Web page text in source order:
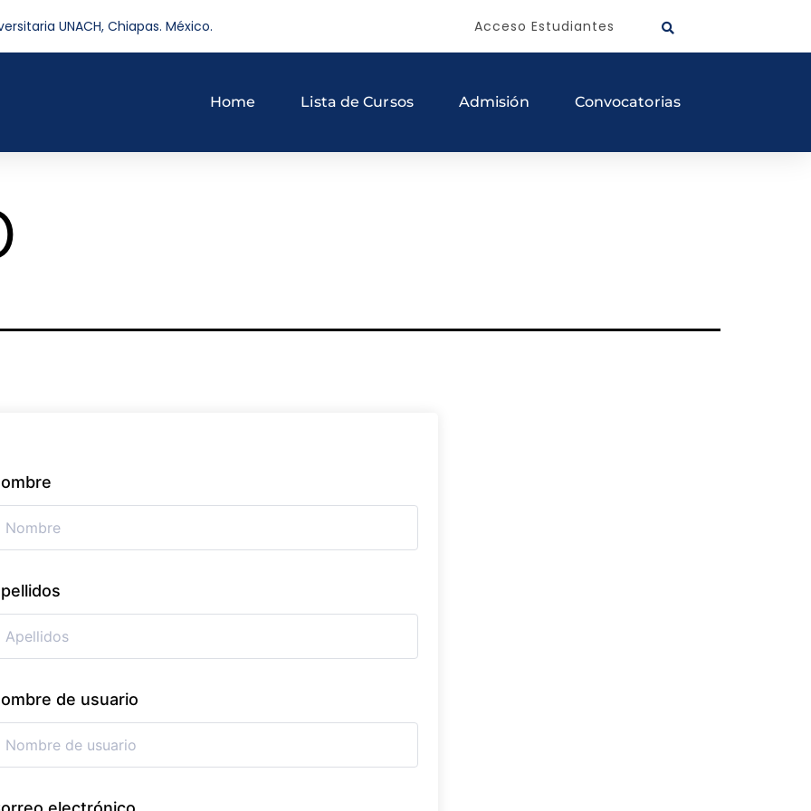
UNACH, Chiapas. México. Acceso Estudiantes
Home Lista de Cursos Admisión Convocatorias
de usuario